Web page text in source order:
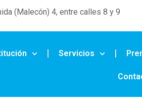
(Malecón) 4, entre calles 8 y 9
Servicios